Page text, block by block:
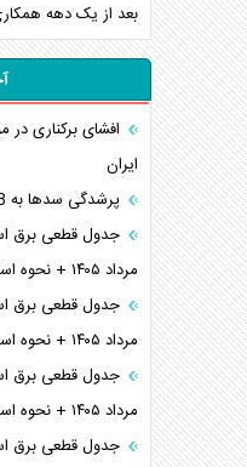
بعد از یک دهه
افشای برکناری
ایران
پرشدگی سدها به 58درصد رسید
مرداد ۱۴۰۵ + نحوه استعلام
مرداد ۱۴۰۵ + نحوه استعلام
مرداد ۱۴۰۵ + نحوه استعلام